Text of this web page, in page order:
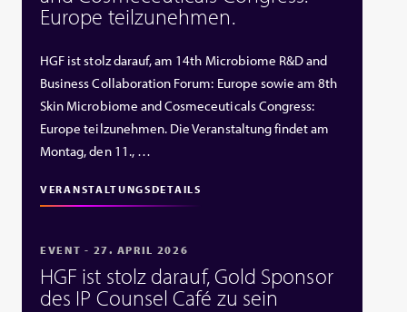
Europe teilzunehmen.
HGF ist stolz darauf, am 14th Microbiome R&D and
Business Collaboration Forum: Europe sowie am 8th
Skin Microbiome and Cosmeceuticals Congress:
Europe teilzunehmen. Die Veranstaltung findet am
Montag, den 11., …
VERANSTALTUNGSDETAILS
EVENT - 27. APRIL 2026
HGF ist stolz darauf, Gold Sponsor
des IP Counsel Café zu sein